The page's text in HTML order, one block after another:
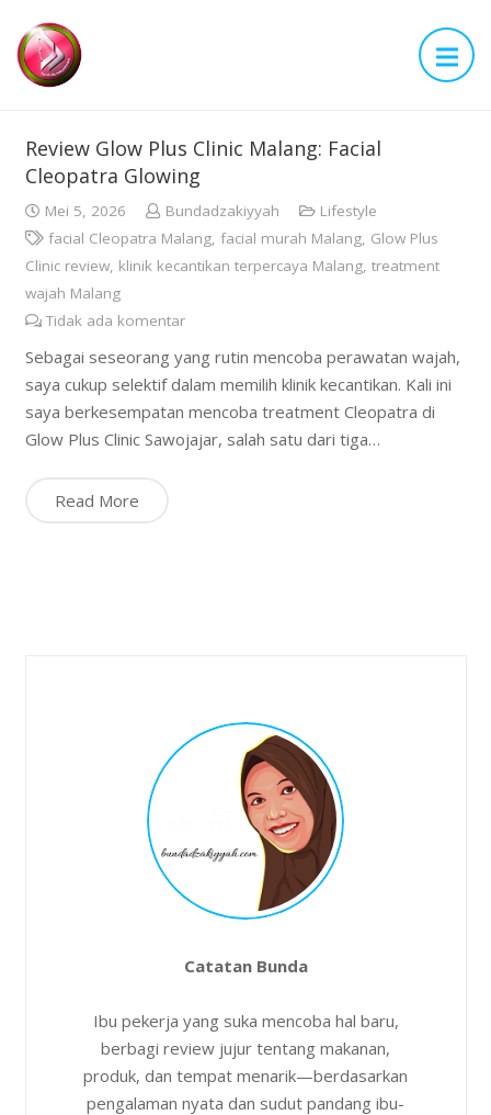
Review Glow Plus Clinic Malang: Facial
Cleopatra Glowing
Mei 5, 2026 Bundadzakiyyah
Lifestyle
facial Cleopatra Malang, facial murah Malang, Glow Plus
Clinic review, klinik kecantikan terpercaya Malang, treatment
wajah Malang
Tidak ada komentar
Sebagai seseorang yang rutin mencoba perawatan wajah,
saya cukup selektif dalam memilih klinik kecantikan. Kali ini
saya berkesempatan mencoba treatment Cleopatra di
Glow Plus Clinic Sawojajar, salah satu dari tiga…
Read More
Catatan Bunda
Ibu pekerja yang suka mencoba hal baru,
berbagi review jujur tentang makanan,
produk, dan tempat menarik—berdasarkan
pengalaman nyata dan sudut pandang ibu-